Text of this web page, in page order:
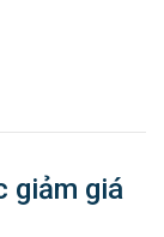
giảm giá